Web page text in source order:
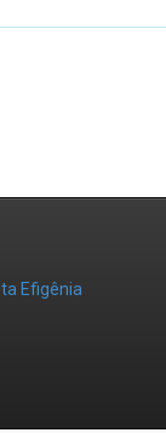
Efigênia